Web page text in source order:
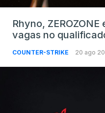
Rhyno,
vagas no
COUNTER-STRIKE 20 ago